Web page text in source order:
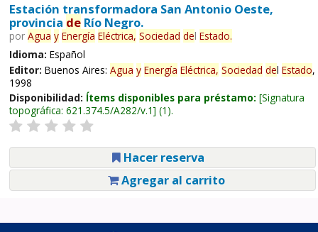
Estación transformadora San Antonio Oeste,
provincia deRío Negro.
por Agua y Energía Eléctrica, Sociedad del Estado.
Idioma: Español
Editor: Buenos Aires: Agua y Energía Eléctrica, Sociedad del Estado,
1998
Disponibilidad: Ítems disponibles para préstamo: Signatura
topográfica: 621.374.5/A282/v.1 (1).
Hacer reserva
Agregar al carrito